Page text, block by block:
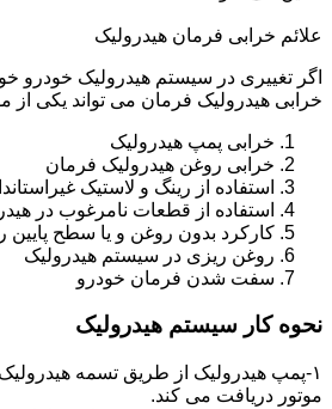
علائم خرابی فرمان هیدرولیک
اگر تغییری در سیستم هیدرولیک خودرو
خرابی هیدرولیک فرمان می تواند یکی از
خرابی پمپ هیدرولیک
خرابی روغن هیدرولیک فرمان
استفاده از رینگ و لاستیک
استفاده از قطعات نامرغوب در
کارکرد بدون روغن و یا سطح پایین
روغن ریزی در سیستم هیدرولیک
سفت شدن فرمان خودرو
نحوه کار سیستم هیدرولیک
۱-پمپ هیدرولیک از طریق تسمه هیدرولیک
موتور دریافت می کند.